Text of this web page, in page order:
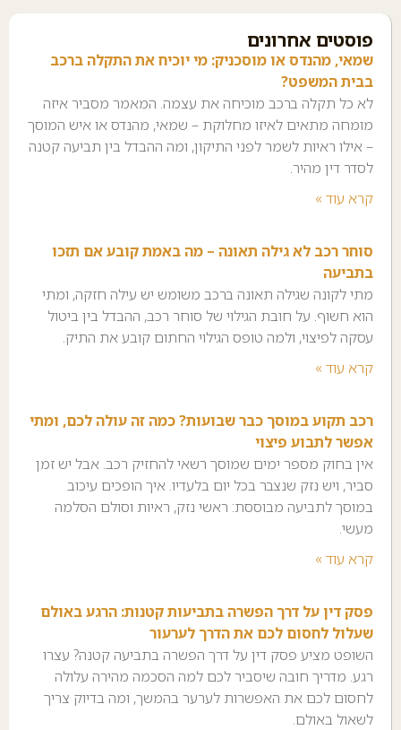
פוסטים אחרונים
שמאי, מהנדס או מוסכניק: מי יוכיח את התקלה ברכב
בבית המשפט?
לא כל תקלה ברכב מוכיחה את עצמה. המאמר מסביר איזה
מומחה מתאים לאיזו מחלוקת – שמאי, מהנדס או איש המוסך
– אילו ראיות לשמר לפני התיקון, ומה ההבדל בין תביעה קטנה
לסדר דין מהיר.
קרא עוד »
סוחר רכב לא גילה תאונה – מה באמת קובע אם תזכו
בתביעה
מתי לקונה שגילה תאונה ברכב משומש יש עילה חזקה, ומתי
הוא חשוף. על חובת הגילוי של סוחר רכב, ההבדל בין ביטול
עסקה לפיצוי, ולמה טופס הגילוי החתום קובע את התיק.
קרא עוד »
רכב תקוע במוסך כבר שבועות? כמה זה עולה לכם, ומתי
אפשר לתבוע פיצוי
אין בחוק מספר ימים שמוסך רשאי להחזיק רכב. אבל יש זמן
סביר, ויש נזק שנצבר בכל יום בלעדיו. איך הופכים עיכוב
במוסך לתביעה מבוססת: ראשי נזק, ראיות וסולם הסלמה
מעשי.
קרא עוד »
פסק דין על דרך הפשרה בתביעות קטנות: הרגע באולם
שעלול לחסום לכם את הדרך לערעור
השופט מציע פסק דין על דרך הפשרה בתביעה קטנה? עצרו
רגע. מדריך חובה שיסביר לכם למה הסכמה מהירה עלולה
לחסום לכם את האפשרות לערער בהמשך, ומה בדיוק צריך
לשאול באולם.